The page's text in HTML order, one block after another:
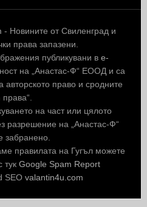
- Новините от Свиленград и
права запазени.
публикувани в e-
на „Анастас-Ф“ ЕООД и са
авторското право и сродните
на част или цялото
разрешение на „Анастас-Ф“
правилата на Гугъл можете
тукGoogle Spam Report
SEO valantin4u.com